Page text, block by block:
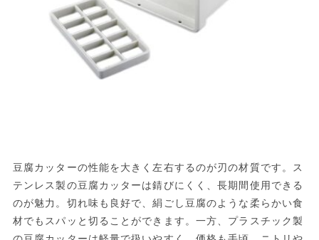
豆腐カッターの性能を大きく左右するのが刃の材質です。ス
テンレス製の豆腐カッターは錆びにくく、長期間使用できる
のが魅力。切れ味も良好で、絹ごし豆腐のような柔らかい食
材でもスパッと切ることができます。一方、プラスチック製